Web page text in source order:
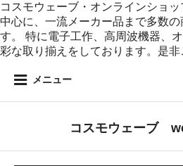
コスモウェーブ・オンラインショ
中心に、一流メーカー品まで多数
す。 特に電子工作、高周波機器、
彩な取り揃えをしております。是非
メニュー
コスモウェーブ